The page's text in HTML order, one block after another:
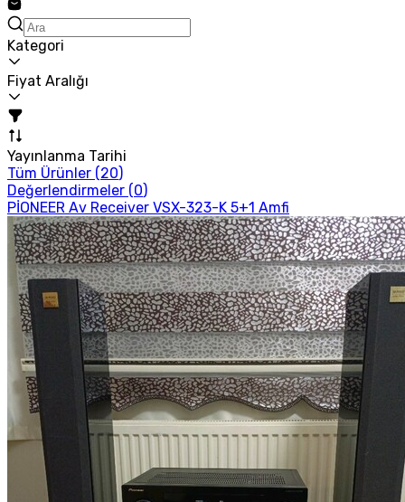
Kategori
Fiyat Aralığı
Yayınlanma Tarihi
Tüm Ürünler (20)
Değerlendirmeler (0)
PİONEER Av Receiver VSX-323-K 5+1 Amfi